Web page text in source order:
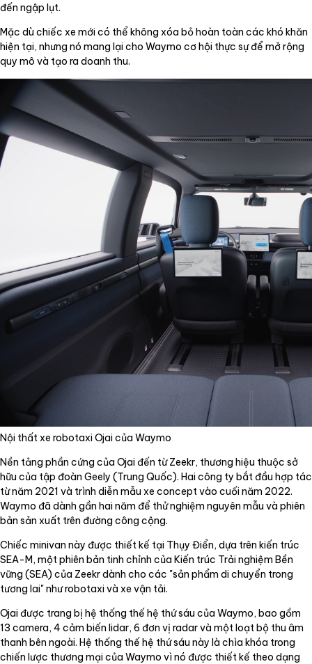
đến ngập lụt.
Mặc dù chiếc xe mới có thể không xóa bỏ hoàn toàn các khó khăn
hiện tại, nhưng nó mang lại cho Waymo cơ hội thực sự để mở rộng
quy mô và tạo ra doanh thu.
Nội thất xe robotaxi Ojai của Waymo
Nền tảng phần cứng của Ojai đến từ Zeekr, thương hiệu thuộc sở
hữu của tập đoàn Geely (Trung Quốc). Hai công ty bắt đầu hợp tác
từ năm 2021 và trình diễn mẫu xe concept vào cuối năm 2022.
Waymo đã dành gần hai năm để thử nghiệm nguyên mẫu và phiên
bản sản xuất trên đường công cộng.
Chiếc minivan này được thiết kế tại Thụy Điển, dựa trên kiến trúc
SEA-M, một phiên bản tinh chỉnh của Kiến trúc Trải nghiệm Bền
vững (SEA) của Zeekr dành cho các "sản phẩm di chuyển trong
tương lai" như robotaxi và xe vận tải.
Ojai được trang bị hệ thống thế hệ thứ sáu của Waymo, bao gồm
13 camera, 4 cảm biến lidar, 6 đơn vị radar và một loạt bộ thu âm
thanh bên ngoài. Hệ thống thế hệ thứ sáu này là chìa khóa trong
chiến lược thương mại của Waymo vì nó được thiết kế theo dạng